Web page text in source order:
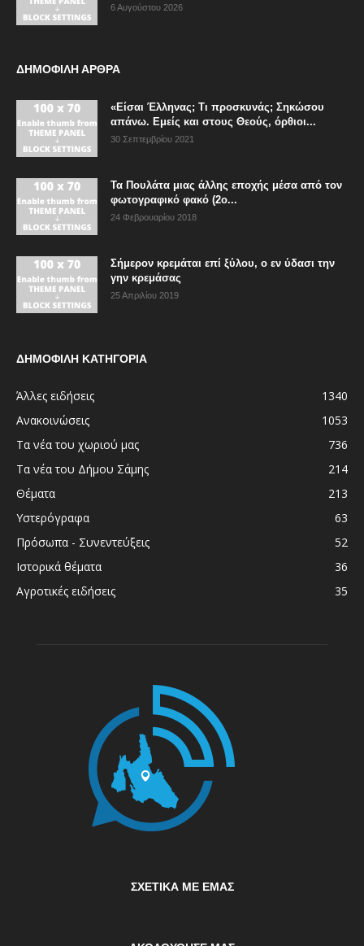
6 Αυγούστου 2026
ΔΗΜΟΦΙΛΗ ΑΡΘΡΑ
«Είσαι Έλληνας; Τι προσκυνάς; Σηκώσου
απάνω. Εμείς και στους Θεούς, όρθιοι...
30 Σεπτεμβρίου 2021
Τα Πουλάτα μιας άλλης εποχής μέσα από τον
φωτογραφικό φακό (2ο...
24 Φεβρουαρίου 2018
Σήμερον κρεμάται επί ξύλου, ο εν ύδασι την
γην κρεμάσας
25 Απριλίου 2019
ΔΗΜΟΦΙΛΗ ΚΑΤΗΓΟΡΙΑ
Άλλες ειδήσεις
1340
Ανακοινώσεις
1053
Τα νέα του χωριού μας
736
Τα νέα του Δήμου Σάμης
214
Θέματα
213
Υστερόγραφα
63
Πρόσωπα - Συνεντεύξεις
52
Ιστορικά θέματα
36
Αγροτικές ειδήσεις
35
ΣΧΕΤΙΚΆ ΜΕ ΕΜΆΣ